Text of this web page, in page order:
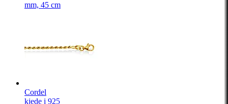
mm, 45 cm
Cordel
kjede i 925